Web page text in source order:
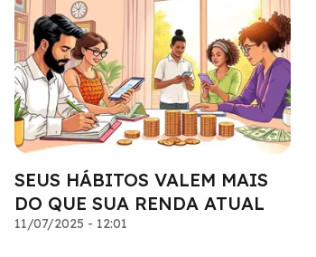
SEUS HÁBITOS VALEM MAIS
DO QUE SUA RENDA ATUAL
11/07/2025 - 12:01